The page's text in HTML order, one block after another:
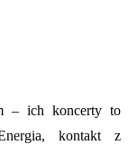
– ich koncerty to
kontakt z